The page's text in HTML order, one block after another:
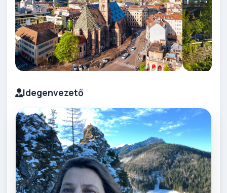
Idegenvezető